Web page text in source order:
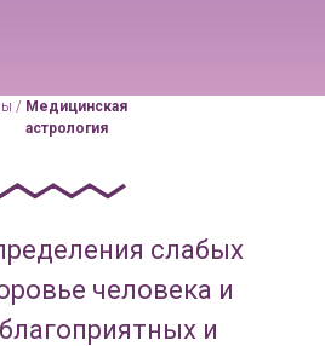
слабых
человека и
и
Медицинская
астрология
/